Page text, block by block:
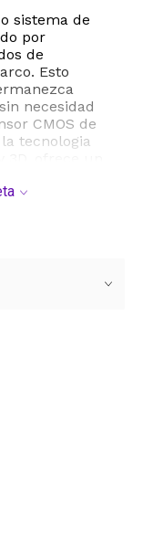
sistema de
por
de
Esto
necesidad
CMOS de
tecnologia
una relacion
de